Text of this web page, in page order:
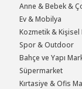
Anne & Bebek &
Ev & Mobilya
Kozmetik & Kişisel
Spor & Outdoor
Bahçe ve Yapı
Süpermarket
Kırtasiye & Ofis